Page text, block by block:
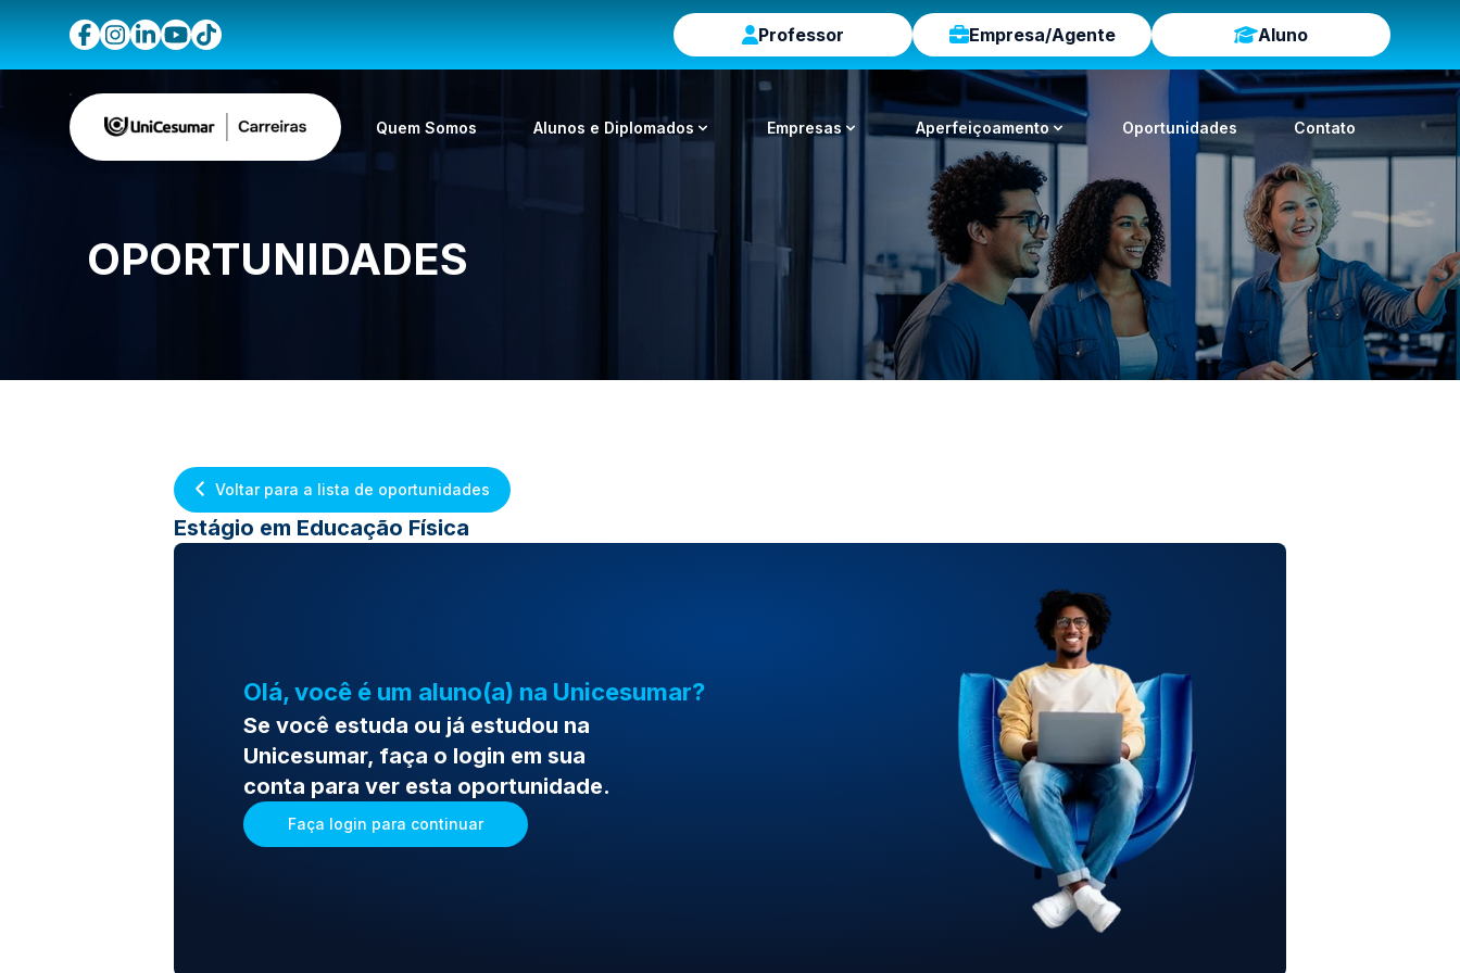
Professor Empresa/Agente Aluno
Quem Somos Alunos e Diplomados Empresas Aperfeiçoamento Oportunidades Contato
OPORTUNIDADES
Voltar para a lista de oportunidades
Estágio em Educação Física
Olá, você é um aluno(a) na Unicesumar?
Se você estuda ou já estudou na
Unicesumar, faça o login em sua
conta para ver esta oportunidade.
Faça login para continuar